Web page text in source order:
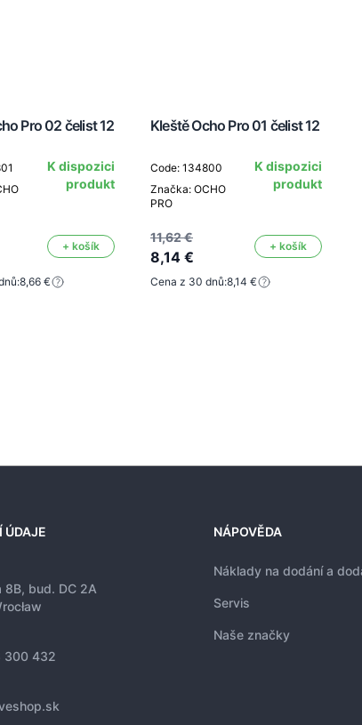
Pro 02 čelist 12
K dispozici
produkt
+ košík
8,66 €
Kleště Ocho Pro 01 čelist 12
Code: 134800
Značka: OCHO
PRO
K dispozici
produkt
11,62 €
8,14 €
+ košík
Cena z 30 dnů:8,14 €
ÚDAJE
8B, bud. DC 2A
300 432
NÁPOVĚDA
Náklady na dodání a
Servis
Naše značky